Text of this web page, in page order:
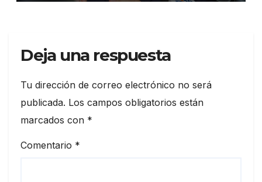
Deja una respuesta
Tu dirección de correo electrónico no será
publicada. Los campos obligatorios están
marcados con *
Comentario *